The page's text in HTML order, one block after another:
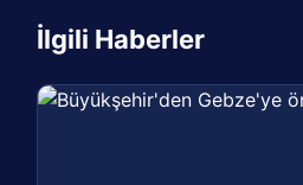
İlgili Haberler